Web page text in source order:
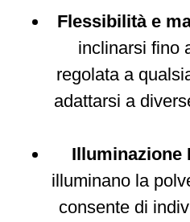
Flessibilità e
inclinarsi fino
regolata a
adattarsi a
Illuminazione
illuminano la
consente di